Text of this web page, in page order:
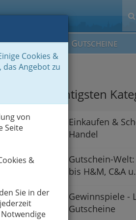
MEIN IG GUTSCHEINE
Cookies &
Angebot zu
von
Seite
&
Sie in der
Die wichtigsten
Einkaufen &
Handel
Gutschein-
bis H&M, C&A
Gewinnspiele -
Gutscheine